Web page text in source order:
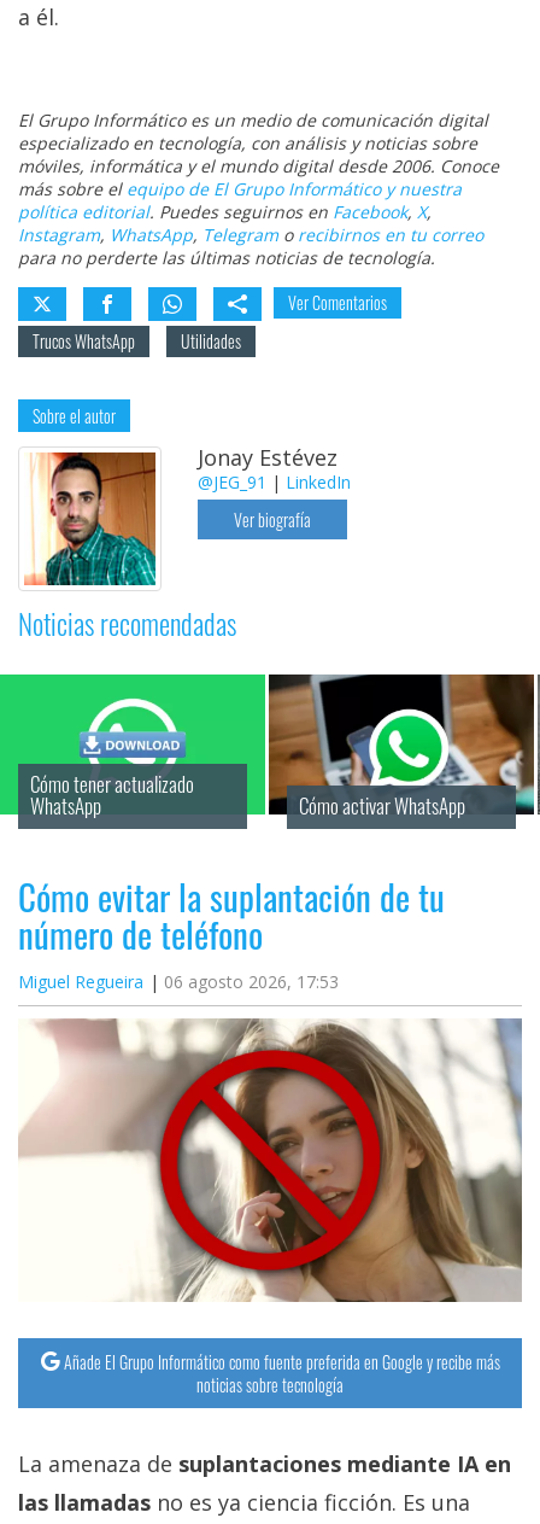
a él.
El Grupo Informático es un medio de comunicación digital
especializado en tecnología, con análisis y noticias sobre
móviles, informática y el mundo digital desde 2006. Conoce
más sobre el equipo de El Grupo Informático y nuestra
política editorial. Puedes seguirnos en Facebook, X,
Instagram, WhatsApp, Telegramo recibirnos en tu correo
para no perderte las últimas noticias de tecnología.
Ver Comentarios
Trucos WhatsApp
Utilidades
Sobre el autor
Jonay Estévez
@JEG_91 | LinkedIn
Ver biografía
Noticias recomendadas
Cómo tener actualizado
WhatsApp Cómo activar WhatsApp
Cómo evitar la suplantación de tu
número de teléfono
Miguel Regueira 06 agosto 2026, 17:53
Añade El Grupo Informático como fuente preferida en Google y recibe más
noticias sobre tecnología
La amenaza de suplantaciones mediante IA en
las llamadas no es ya ciencia ficción. Es una